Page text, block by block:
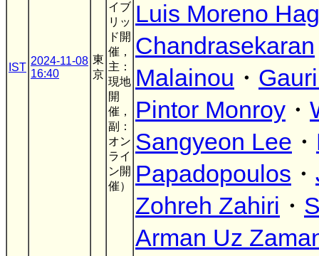
IST
2024-11-08
16:40
東
京
イブ
リッ
ド開
催，
主：
現地
開
催，
副：
オン
ライ
ン開
催）
Luis Moreno
Chandrasekaran
Malainou ・
Pintor Monroy ・
Sangyeon Lee ・
Papadopoulos ・
Zohreh Zahiri ・
Arman Uz